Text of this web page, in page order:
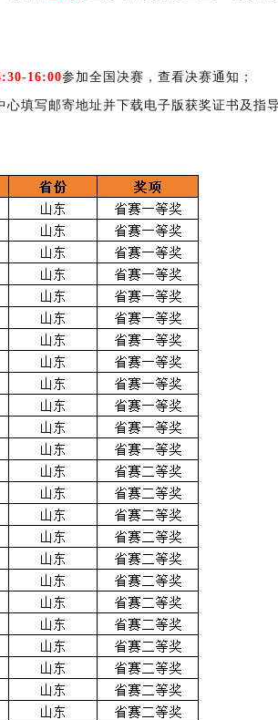
16:00参加全国决赛，查看决赛通知；
心填写邮寄地址并下载电子版获奖证书及指